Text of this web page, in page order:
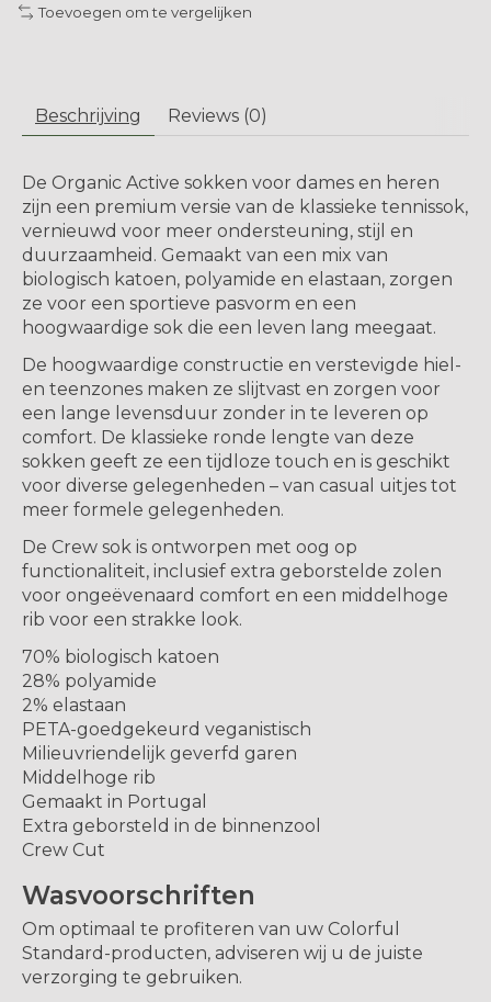
Toevoegen om te vergelijken
Beschrijving Reviews (0)
De Organic Active sokken voor dames en heren
zijn een premium versie van de klassieke tennissok,
vernieuwd voor meer ondersteuning, stijl en
duurzaamheid. Gemaakt van een mix van
biologisch katoen, polyamide en elastaan, zorgen
ze voor een sportieve pasvorm en een
hoogwaardige sok die een leven lang meegaat.
De hoogwaardige constructie en verstevigde hiel-
en teenzones maken ze slijtvast en zorgen voor
een lange levensduur zonder in te leveren op
comfort. De klassieke ronde lengte van deze
sokken geeft ze een tijdloze touch en is geschikt
voor diverse gelegenheden – van casual uitjes tot
meer formele gelegenheden.
De Crew sok is ontworpen met oog op
functionaliteit, inclusief extra geborstelde zolen
voor ongeëvenaard comfort en een middelhoge
rib voor een strakke look.
70% biologisch katoen
28% polyamide
2% elastaan
PETA-goedgekeurd veganistisch
Milieuvriendelijk geverfd garen
Middelhoge rib
Gemaakt in Portugal
Extra geborsteld in de binnenzool
Crew Cut
Wasvoorschriften
Om optimaal te profiteren van uw Colorful
Standard-producten, adviseren wij u de juiste
verzorging te gebruiken.